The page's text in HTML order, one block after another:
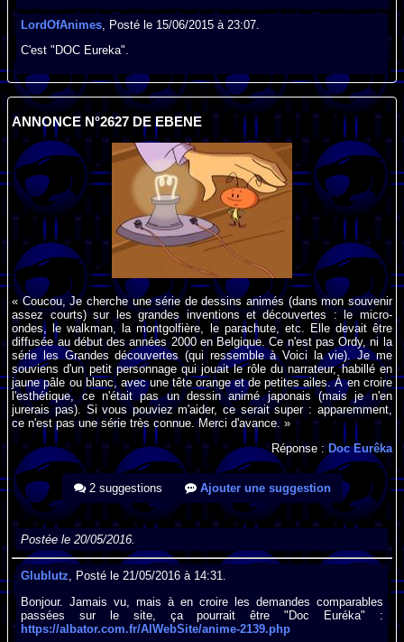
LordOfAnimes, Posté le 15/06/2015 à 23:07.
C'est "DOC Eureka".
ANNONCE N°2627 DE EBENE
« Coucou, Je cherche une série de dessins animés (dans mon souvenir
assez courts) sur les grandes inventions et découvertes : le micro-
ondes, le walkman, la montgolfière, le parachute, etc. Elle devait être
diffusée au début des années 2000 en Belgique. Ce n'est pas Ordy, ni la
série les Grandes découvertes (qui ressemble à Voici la vie). Je me
souviens d'un petit personnage qui jouait le rôle du narrateur, habillé en
jaune pâle ou blanc, avec une tête orange et de petites ailes. À en croire
l'esthétique, ce n'était pas un dessin animé japonais (mais je n'en
jurerais pas). Si vous pouviez m'aider, ce serait super : apparemment,
ce n'est pas une série très connue. Merci d'avance. »
Réponse :Doc Eurêka
2 suggestions Ajouter une suggestion
Postée le 20/05/2016.
Glublutz, Posté le 21/05/2016 à 14:31.
Bonjour. Jamais vu, mais à en croire les demandes comparables
passées sur le site, ça pourrait être "Doc Euréka" :
https://albator.com.fr/AlWebSite/anime-2139.php